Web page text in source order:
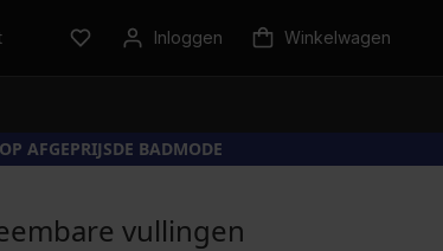
Inloggen Winkelwagen
AFGEPRIJSDE BADMODE
vullingen